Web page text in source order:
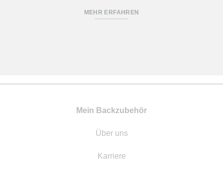
MEHR ERFAHREN
Mein Backzubehör
Über uns
Karriere